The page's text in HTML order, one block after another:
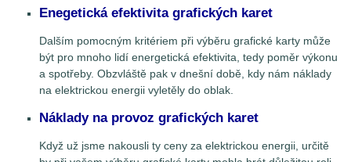
Enegetická efektivita grafických karet
Dalším pomocným kritériem při výběru grafické karty může
být pro mnoho lidí energetická efektivita, tedy poměr výkonu
a spotřeby. Obzvláště pak v dnešní době, kdy nám náklady
na elektrickou energii vyletěly do oblak.
Náklady na provoz grafických karet
Když už jsme nakousli ty ceny za elektrickou energii, určitě